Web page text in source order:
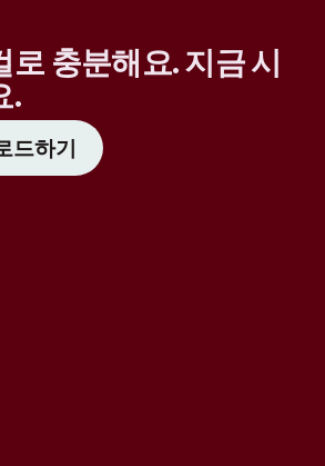
로 충분해요. 지금 시
.
드하기